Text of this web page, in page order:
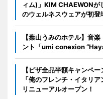
ィム)」KIM CHAEWONが
のウェルネスウェアが初
【葉山うみのホテル】音
ント「umi conexion
【ピザ全品半額キャンペ
「俺のフレンチ・イタリ
リニューアルオープン！